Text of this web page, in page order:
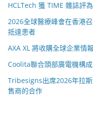
HCLTech 獲 TIME 雜誌評
2026全球醫療峰會在香港
抵達患者
AXA XL 將收購全球企業情
Coolita聯合頭部廣電機構
Tribesigns出席2026年拉
售商的合作